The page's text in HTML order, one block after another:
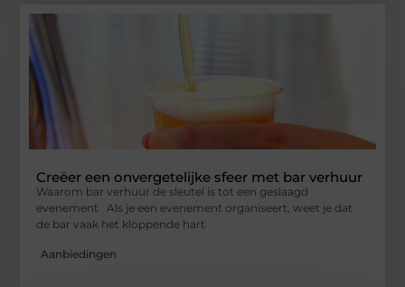
Creëer een onvergetelijke sfeer met bar verhuur
Waarom bar verhuur de sleutel is tot een geslaagd
evenement Als je een evenement organiseert, weet je dat
de bar vaak het kloppende hart
Aanbiedingen